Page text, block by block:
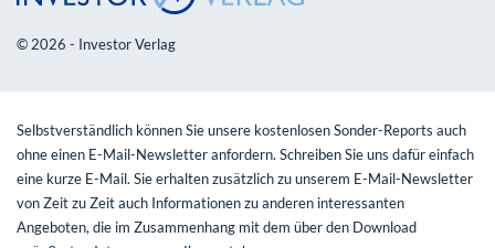
© 2026 - Investor Verlag
Selbstverständlich können Sie unsere kostenlosen Sonder-Reports auch
ohne einen E-Mail-Newsletter anfordern. Schreiben Sie uns dafür einfach
eine kurze E-Mail. Sie erhalten zusätzlich zu unserem E-Mail-Newsletter
von Zeit zu Zeit auch Informationen zu anderen interessanten
Angeboten, die im Zusammenhang mit dem über den Download